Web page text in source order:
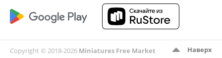
Наверх
Copyright © 2018-2026 Miniatures Free Market